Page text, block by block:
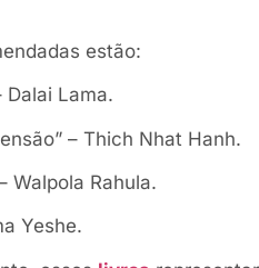
estão:
Dalai Lama.
– Thich Nhat Hanh.
Walpola Rahula.
Yeshe.